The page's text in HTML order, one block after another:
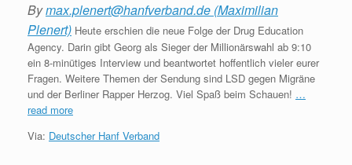
Bymax.plenert@hanfverband.de (Maximilian
Plenert) Heute erschien die neue Folge der Drug Education
Agency. Darin gibt Georg als Sieger der Millionärswahl ab 9:10
ein 8-minütiges Interview und beantwortet hoffentlich vieler eurer
Fragen. Weitere Themen der Sendung sind LSD gegen Migräne
und der Berliner Rapper Herzog. Viel Spaß beim Schauen! …
read more
Via: Deutscher Hanf Verband